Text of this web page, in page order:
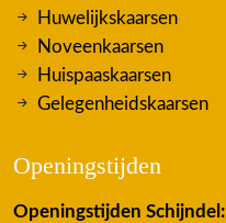
Huwelijkskaarsen
Noveenkaarsen
Huispaaskaarsen
Gelegenheidskaarsen
Openingstijden
Openingstijden Schijndel: